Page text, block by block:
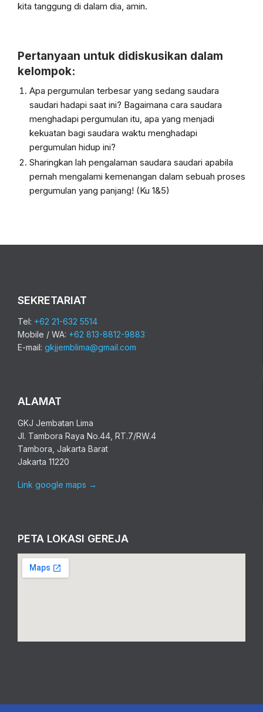
kita tanggung di dalam dia, amin.
Pertanyaan untuk didiskusikan dalam
kelompok:
Apa pergumulan terbesar yang sedang saudara
saudari hadapi saat ini? Bagaimana cara saudara
menghadapi pergumulan itu, apa yang menjadi
kekuatan bagi saudara waktu menghadapi
pergumulan hidup ini?
Sharingkan lah pengalaman saudara saudari apabila
pernah mengalami kemenangan dalam sebuah proses
pergumulan yang panjang! (Ku 1&5)
SEKRETARIAT
Tel: +62 21-632 5514
Mobile / WA: +62 813-8812-9883
E-mail: gkjjemblima@gmail.com
ALAMAT
GKJ Jembatan Lima
Jl. Tambora Raya No.44, RT.7/RW.4
Tambora, Jakarta Barat
Jakarta 11220
Link google maps →
PETA LOKASI GEREJA